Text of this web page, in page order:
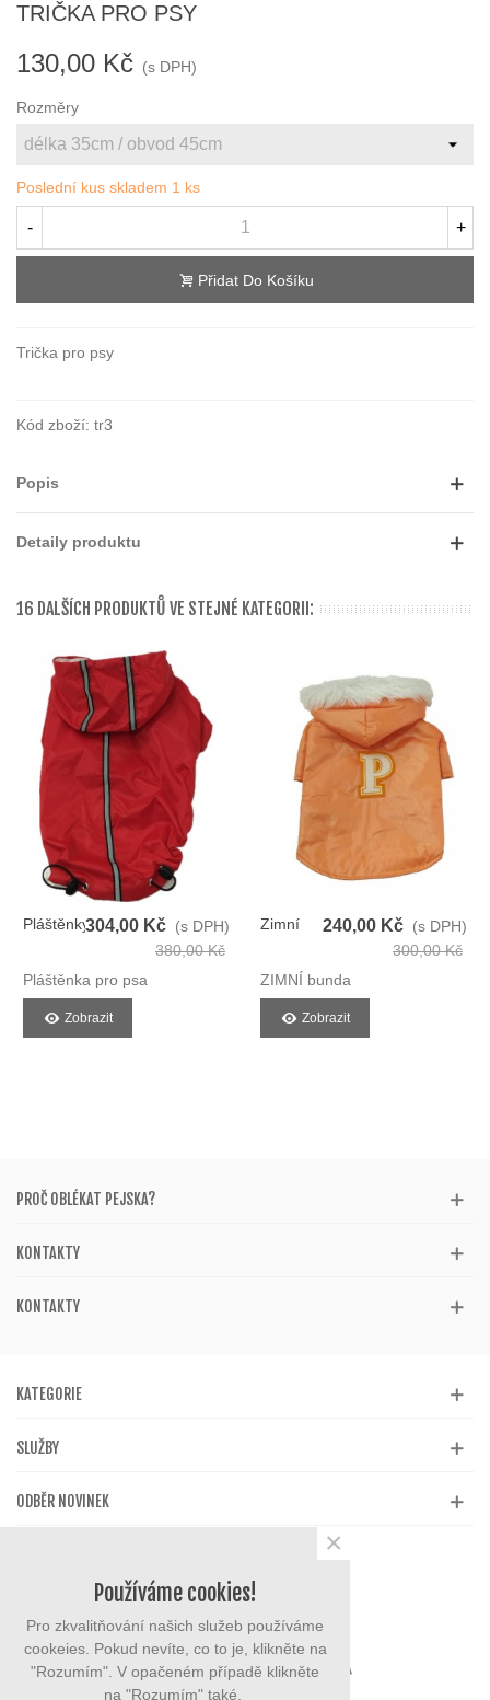
TRIČKA PRO PSY
130,00 Kč (s DPH)
Rozměry
Poslední kus skladem 1 ks
- +
Přidat Do Košíku
Trička pro psy
Kód zboží: tr3
Popis
Detaily produktu
16 DALŠÍCH PRODUKTŮ VE STEJNÉ KATEGORII:
Pláštěnky304,00 Kč (s DPH)
380,00 Kč
Pláštěnka pro psa
Zobrazit
Zimní
Pro Psy
240,00 Kč (s DPH)
300,00 Kč
ZIMNÍ bunda
Zobrazit
PROČ OBLÉKAT PEJSKA?
KONTAKTY
KONTAKTY
KATEGORIE
SLUŽBY
ODBĚR NOVINEK
Používáme cookies!
Pro zkvalitňování našich služeb používáme
cookeies. Pokud nevíte, co to je, klikněte na
"Rozumím". V opačeném případě klikněte
na "Rozumím" také.
×